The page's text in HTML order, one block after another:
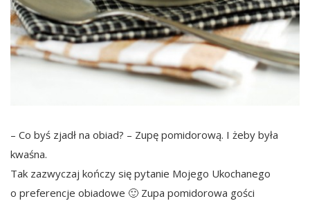
– Co byś zjadł na obiad? – Zupę pomidorową. I żeby była
kwaśna.
Tak zazwyczaj kończy się pytanie Mojego Ukochanego
o preferencje obiadowe 🙂 Zupa pomidorowa gości